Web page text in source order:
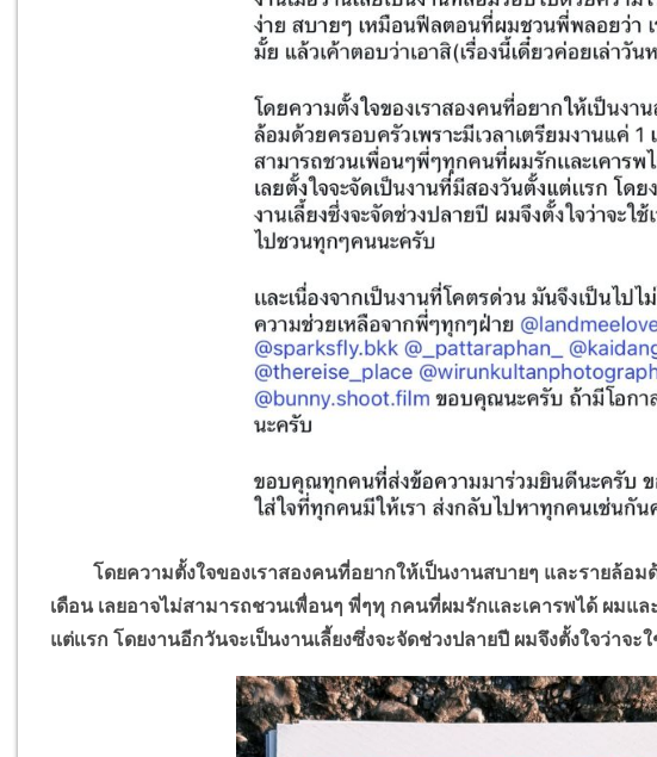
โดยความตั้งใจของเราสองคนที่อยากให้เป็นงานสบายๆ และรายล้อมด้
เดือน เลยอาจไม่สามารถชวนเพื่อนๆ พี่ๆทุ กคนที่ผมรักเเละเคารพได้ ผมแ
แต่เเรก โดยงานอีกวันจะเป็นงานเลี้ยงซึ่งจะจัดช่วงปลายปี ผมจึงตั้งใจว่า